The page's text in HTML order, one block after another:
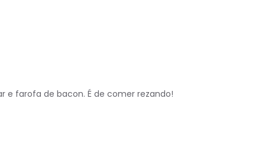
e farofa de bacon. É de comer rezando!